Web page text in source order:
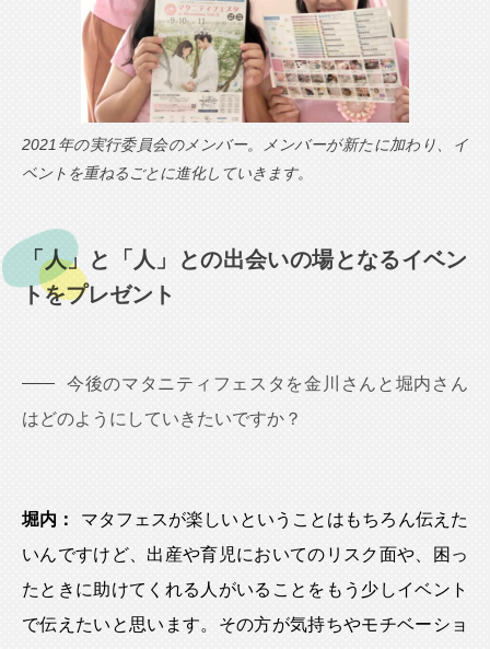
2021年の実行委員会のメンバー。メンバーが新たに加わり、イ
ベントを重ねるごとに進化していきます。
「人」と「人」との出会いの場となるイベン
トをプレゼント
今後のマタニティフェスタを金川さんと堀内さん
はどのようにしていきたいですか？
堀内：
マタフェスが楽しいということはもちろん伝えた
いんですけど、出産や育児においてのリスク面や、困っ
たときに助けてくれる人がいることをもう少しイベント
で伝えたいと思います。その方が気持ちやモチベーショ